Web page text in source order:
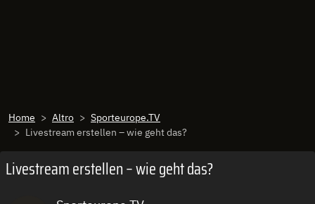
Home Altro
Sporteurope.TV
Livestream erstellen – wie geht das?
Livestream erstellen – wie geht das?